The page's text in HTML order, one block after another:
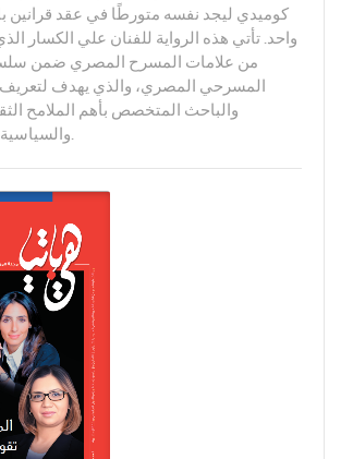
كوميدي ليجد نفسه متورطًا في عقد قرانين
واحد. تأتي هذه الرواية للفنان علي الكسار
من علامات المسرح المصري ضمن
المسرحي المصري، والذي يهدف لتعريف
والباحث المتخصص بأهم الملامح